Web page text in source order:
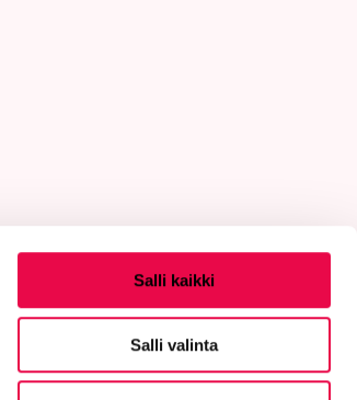
Salli kaikki
Salli valinta